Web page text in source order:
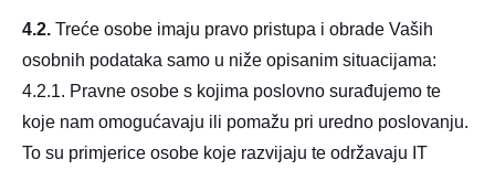
4.2. Treće osobe imaju pravo pristupa i obrade Vaših
osobnih podataka samo u niže opisanim situacijama:
4.2.1. Pravne osobe s kojima poslovno surađujemo te
koje nam omogućavaju ili pomažu pri uredno poslovanju.
To su primjerice osobe koje razvijaju te održavaju IT